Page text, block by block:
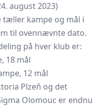
august 2023)
kampe og mål i
til ovennævnte dato.
på hver klub er:
18 mål
12 mål
Plzeň og det
Olomouc er endnu